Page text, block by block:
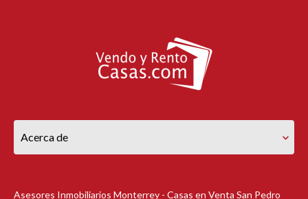
Acerca de
Asesores Inmobiliarios Monterrey - Casas en Venta San Pedro